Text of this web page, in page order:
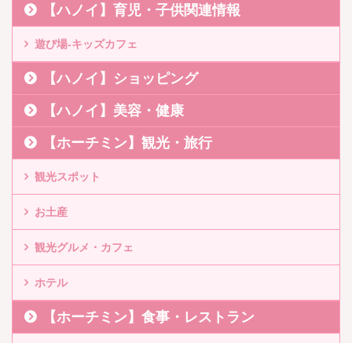
【ハノイ】育児・子供関連情報
遊び場-キッズカフェ
【ハノイ】ショッピング
【ハノイ】美容・健康
【ホーチミン】観光・旅行
観光スポット
お土産
観光グルメ・カフェ
ホテル
【ホーチミン】食事・レストラン